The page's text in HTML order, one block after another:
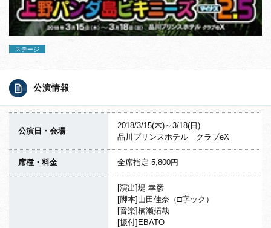
ステージ
公演情報
公演日・会場
2018/3/15(木)～3/18(日)
品川プリンスホテル クラブeX
席種・料金 全席指定-5,800円
[演出]堤 幸彦
[脚本]山田佳奈（□字ック）
[音楽]楠瀬拓哉
[振付]EBATO